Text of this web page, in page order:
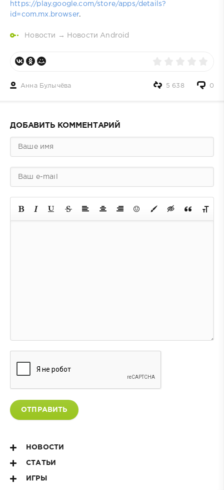
https://play.google.com/store/apps/details?
id=com.mx.browser.
Новости → Новости Android
Анна Булычёва 0
5 638
ДОБАВИТЬ КОММЕНТАРИЙ
ОТПРАВИТЬ
НОВОСТИ
СТАТЬИ
ИГРЫ